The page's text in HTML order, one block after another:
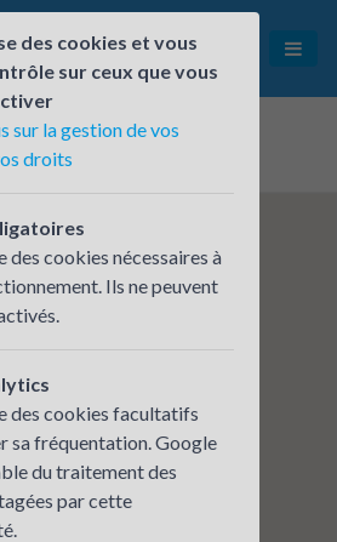
inscrits
de Saint-Étienne
des cookies et vous
sur ceux que vous
sur la gestion de vos
droits
des cookies nécessaires à
Ils ne peuvent
des cookies facultatifs
sa fréquentation. Google
du traitement des
par cette